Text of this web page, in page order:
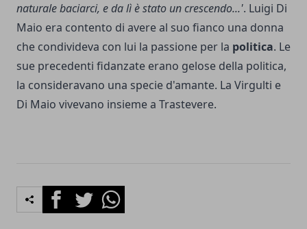
naturale baciarci, e da lì è stato un crescendo...'. Luigi Di
Maio era contento di avere al suo fianco una donna
che condivideva con lui la passione per la politica. Le
sue precedenti fidanzate erano gelose della politica,
la consideravano una specie d'amante. La Virgulti e
Di Maio vivevano insieme a Trastevere.
FacebookTwitterWhatsapp